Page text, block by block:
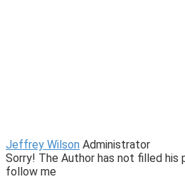
Jeffrey Wilson Administrator
Sorry! The Author has not filled his
follow me